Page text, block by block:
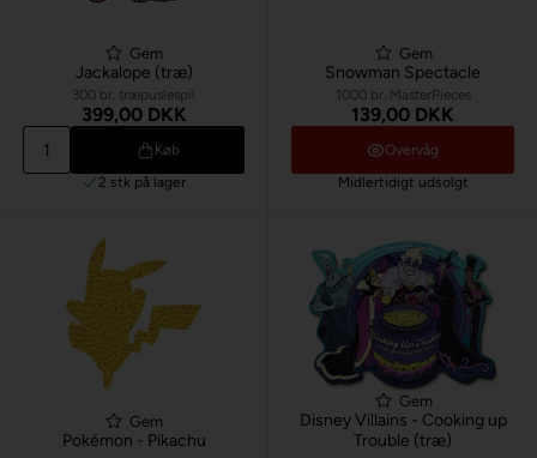
Gem
Jackalope (træ)
300 br. træpuslespil
399,00 DKK
Køb
2 stk på lager
Gem
Snowman Spectacle
1000 br. MasterPieces
139,00 DKK
Overvåg
Midlertidigt udsolgt
Gem
Pokémon - Pikachu
Gem
Disney Villains - Cooking up
Trouble (træ)